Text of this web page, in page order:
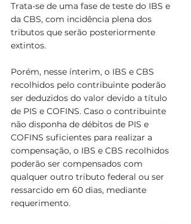
Trata-se de uma fase de teste do IBS e
da CBS, com incidência plena dos
tributos que serão posteriormente
extintos.
Porém, nesse ínterim, o IBS e CBS
recolhidos pelo contribuinte poderão
ser deduzidos do valor devido a título
de PIS e COFINS. Caso o contribuinte
não disponha de débitos de PIS e
COFINS suficientes para realizar a
compensação, o IBS e CBS recolhidos
poderão ser compensados com
qualquer outro tributo federal ou ser
ressarcido em 60 dias, mediante
requerimento.